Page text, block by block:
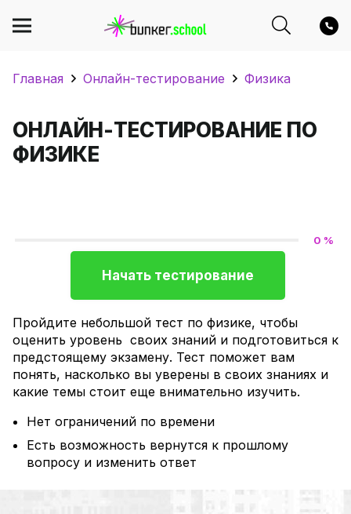
Главная Онлайн-тестирование Физика
ОНЛАЙН-ТЕСТИРОВАНИЕ ПО
ФИЗИКЕ
0 %
Начать тестирование
Пройдите небольшой тест по физике, чтобы
оценить уровень своих знаний и подготовиться к
предстоящему экзамену. Тест поможет вам
понять, насколько вы уверены в своих знаниях и
какие темы стоит еще внимательно изучить.
Нет ограничений по времени
Есть возможность вернутся к прошлому
вопросу и изменить ответ